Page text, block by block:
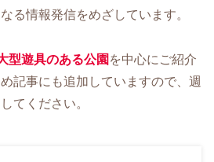
る情報発信をめざしています。
型遊具のある公園 を中心にご紹介
記事にも追加していますので、週
てください。